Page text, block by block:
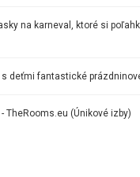
na karneval, ktoré si
s deťmi fantastické
- TheRooms.eu (Únikové izby)